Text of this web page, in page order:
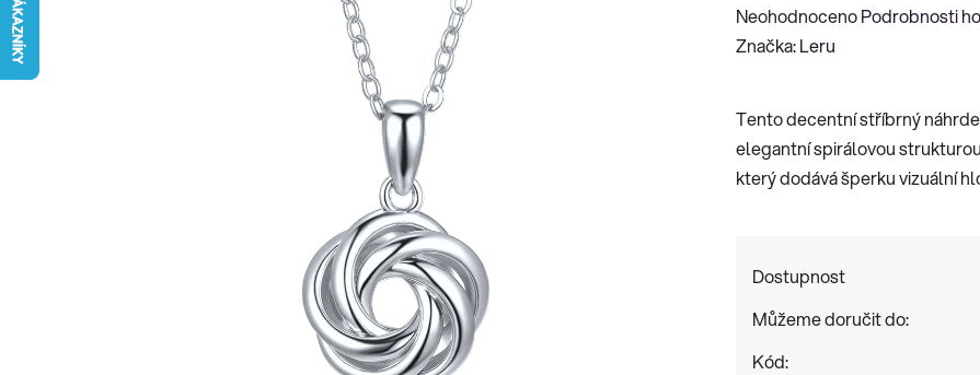
Průměrné
hodnocení
0,0
z
5
NeohodnocenoPodrobnosti
Značka:Leru
Tento decentní stříbrný
elegantní spirálovou
který dodává šperku vizuální
Dostupnost
Můžeme doručit do:
Kód: